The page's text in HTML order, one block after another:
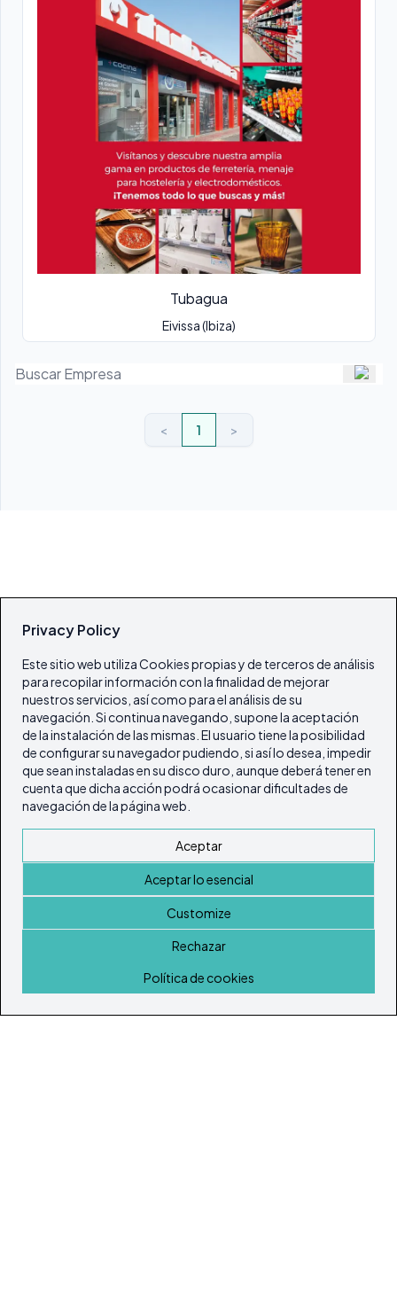
Privacy Policy
Este sitio web utiliza Cookies propias y de terceros de análisis
para recopilar información con la finalidad de mejorar
nuestros servicios, así como para el análisis de su
navegación. Si continua navegando, supone la aceptación
de la instalación de las mismas. El usuario tiene la posibilidad
de configurar su navegador pudiendo, si así lo desea, impedir
que sean instaladas en su disco duro, aunque deberá tener en
cuenta que dicha acción podrá ocasionar dificultades de
navegación de la página web.
Aceptar
Aceptar lo esencial
Customize
Rechazar
Política de cookies
Tubagua
Eivissa (Ibiza)
< 1 >